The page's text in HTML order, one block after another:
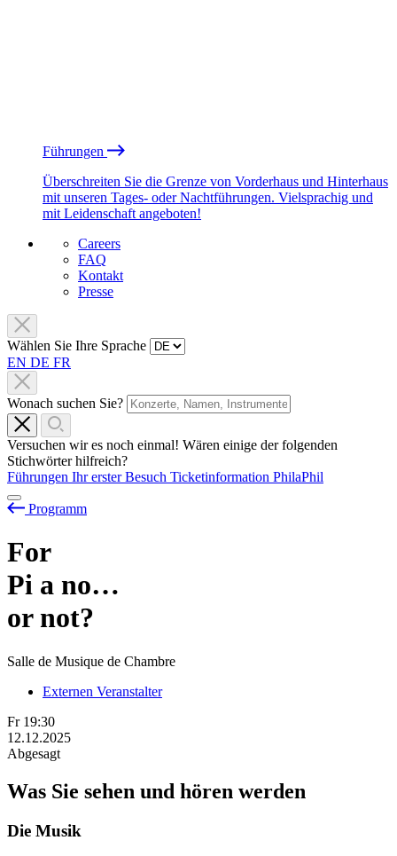
Führungen
Überschreiten Sie die Grenze von Vorderhaus und Hinterhaus
mit unseren Tages- oder Nachtführungen. Vielsprachig und
mit Leidenschaft angeboten!
Careers
FAQ
Kontakt
Presse
Wählen Sie Ihre Sprache
EN DE FR
Wonach suchen Sie?
Versuchen wir es noch einmal! Wären einige der folgenden
Stichwörter hilfreich?
Führungen Ihr erster Besuch Ticketinformation PhilaPhil
Programm
For
Pi a no…
or not?
Salle de Musique de Chambre
Externen Veranstalter
Fr 19:30
12.12.2025
Abgesagt
Was Sie sehen und hören werden
Die Musik